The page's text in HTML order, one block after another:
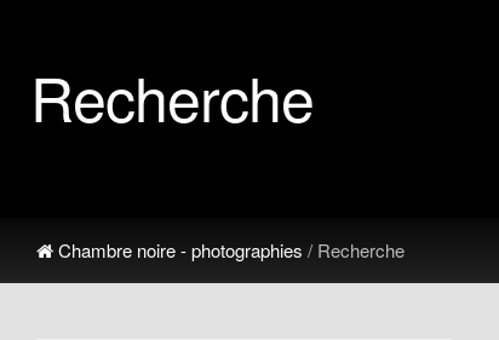
Recherche
Chambre noire - photographies / Recherche